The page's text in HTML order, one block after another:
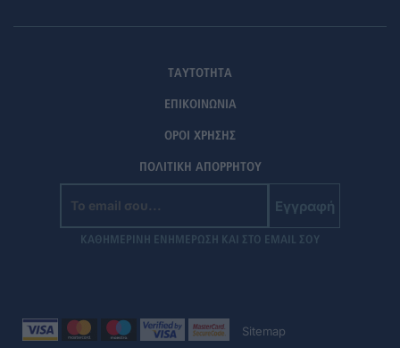
ΤΑΥΤΟΤΗΤΑ
ΕΠΙΚΟΙΝΩΝΙΑ
ΟΡΟΙ ΧΡΗΣΗΣ
ΠΟΛΙΤΙΚΗ ΑΠΟΡΡΗΤΟΥ
Εγγραφή
ΚΑΘΗΜΕΡΙΝΗ ΕΝΗΜΕΡΩΣΗ ΚΑΙ ΣΤΟ EMAIL ΣΟΥ
Sitemap